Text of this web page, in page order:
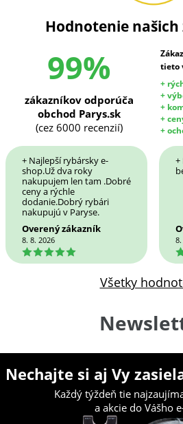
Hodnotenie
99%
tieto
+
+
+
+
+
zákazníkov odporúča
obchod Parys.sk
(cez 6000 recenzií)
+ Najlepší rybársky e-
shop.Už dva roky
nakupujem len tam .Dobré
ceny a rýchle
dodanie.Dobrý rybári
nakupujú v Paryse.
Overený zákazník
8. 8. 2026
5
+
5
Všetky
Nechajte si aj Vy
Každý týždeň tie
a akcie do Vášho